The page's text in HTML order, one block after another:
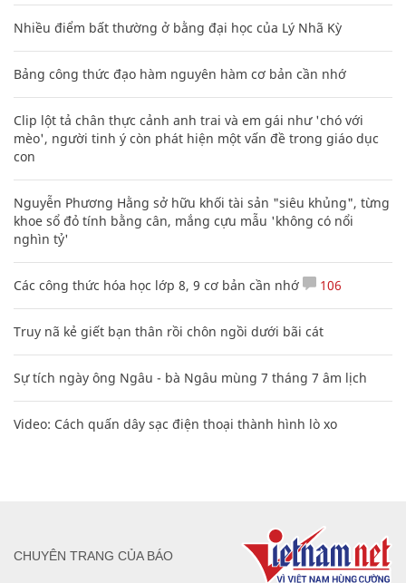
Nhiều điểm bất thường ở bằng đại học của Lý Nhã Kỳ
Bảng công thức đạo hàm nguyên hàm cơ bản cần nhớ
Clip lột tả chân thực cảnh anh trai và em gái như 'chó với
mèo', người tinh ý còn phát hiện một vấn đề trong giáo dục
con
Nguyễn Phương Hằng sở hữu khối tài sản "siêu khủng", từng
khoe sổ đỏ tính bằng cân, mắng cựu mẫu 'không có nổi
nghìn tỷ'
Các công thức hóa học lớp 8, 9 cơ bản cần nhớ 106
Truy nã kẻ giết bạn thân rồi chôn ngồi dưới bãi cát
Sự tích ngày ông Ngâu - bà Ngâu mùng 7 tháng 7 âm lịch
Video: Cách quấn dây sạc điện thoại thành hình lò xo
CHUYÊN TRANG CỦA BÁO